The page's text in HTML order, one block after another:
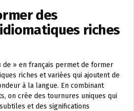
des
riches
de » en français permet de former
riches et variées qui ajoutent de
à la langue. En combinant
on crée des tournures uniques qui
et des significations